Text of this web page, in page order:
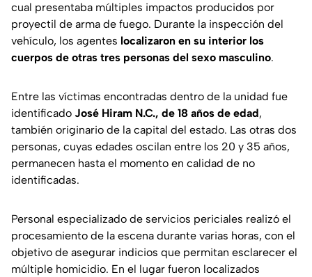
cual presentaba múltiples impactos producidos por
proyectil de arma de fuego. Durante la inspección del
vehículo, los agentes localizaron en su interior los
cuerpos de otras tres personas del sexo masculino.
Entre las víctimas encontradas dentro de la unidad fue
identificado José Hiram N.C., de 18 años de edad,
también originario de la capital del estado. Las otras dos
personas, cuyas edades oscilan entre los 20 y 35 años,
permanecen hasta el momento en calidad de no
identificadas.
Personal especializado de servicios periciales realizó el
procesamiento de la escena durante varias horas, con el
objetivo de asegurar indicios que permitan esclarecer el
múltiple homicidio. En el lugar fueron localizados